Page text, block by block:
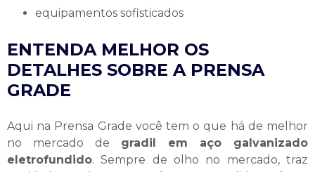
equipamentos sofisticados
ENTENDA MELHOR OS
DETALHES SOBRE A PRENSA
GRADE
Aqui na Prensa Grade você tem o que há de melhor
no mercado de gradil em aço galvanizado
eletrofundido. Sempre de olho no mercado, traz